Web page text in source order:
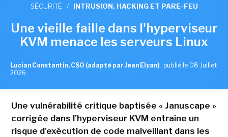
SÉCURITÉ / INTRUSION, HACKING ET PARE-FEU
Une vieille faille dans l'hyperviseur
KVM menace les serveurs Linux
Lucian Constantin, CSO (adapté par Jean Elyan) , publié le 08 Juillet
2026
Une vulnérabilité critique baptisée « Januscape »
corrigée dans l'hyperviseur KVM entraîne un
risque d'exécution de code malveillant dans les